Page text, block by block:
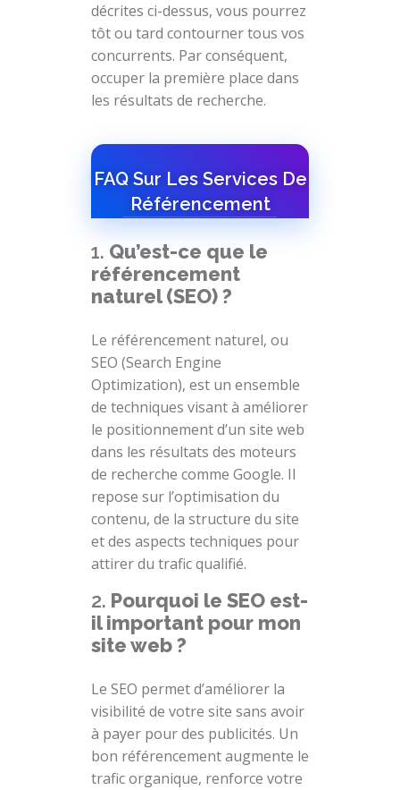
décrites ci-dessus, vous pourrez
tôt ou tard contourner tous vos
concurrents. Par conséquent,
occuper la première place dans
les résultats de recherche.
FAQ Sur Les Services De
Référencement
1. Qu’est-ce que le
référencement
naturel (SEO) ?
Le référencement naturel, ou
SEO (Search Engine
Optimization), est un ensemble
de techniques visant à améliorer
le positionnement d’un site web
dans les résultats des moteurs
de recherche comme Google. Il
repose sur l’optimisation du
contenu, de la structure du site
et des aspects techniques pour
attirer du trafic qualifié.
2. Pourquoi le SEO est-
il important pour mon
site web ?
Le SEO permet d’améliorer la
visibilité de votre site sans avoir
à payer pour des publicités. Un
bon référencement augmente le
trafic organique, renforce votre